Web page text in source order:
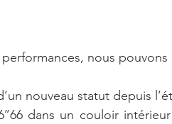
nous
nouveau statut depuis
dans un couloir